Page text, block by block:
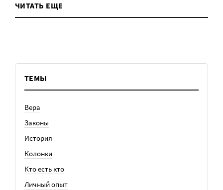
ЧИТАТЬ ЕЩЕ
ТЕМЫ
Вера
Законы
История
Колонки
Кто есть кто
Личный опыт